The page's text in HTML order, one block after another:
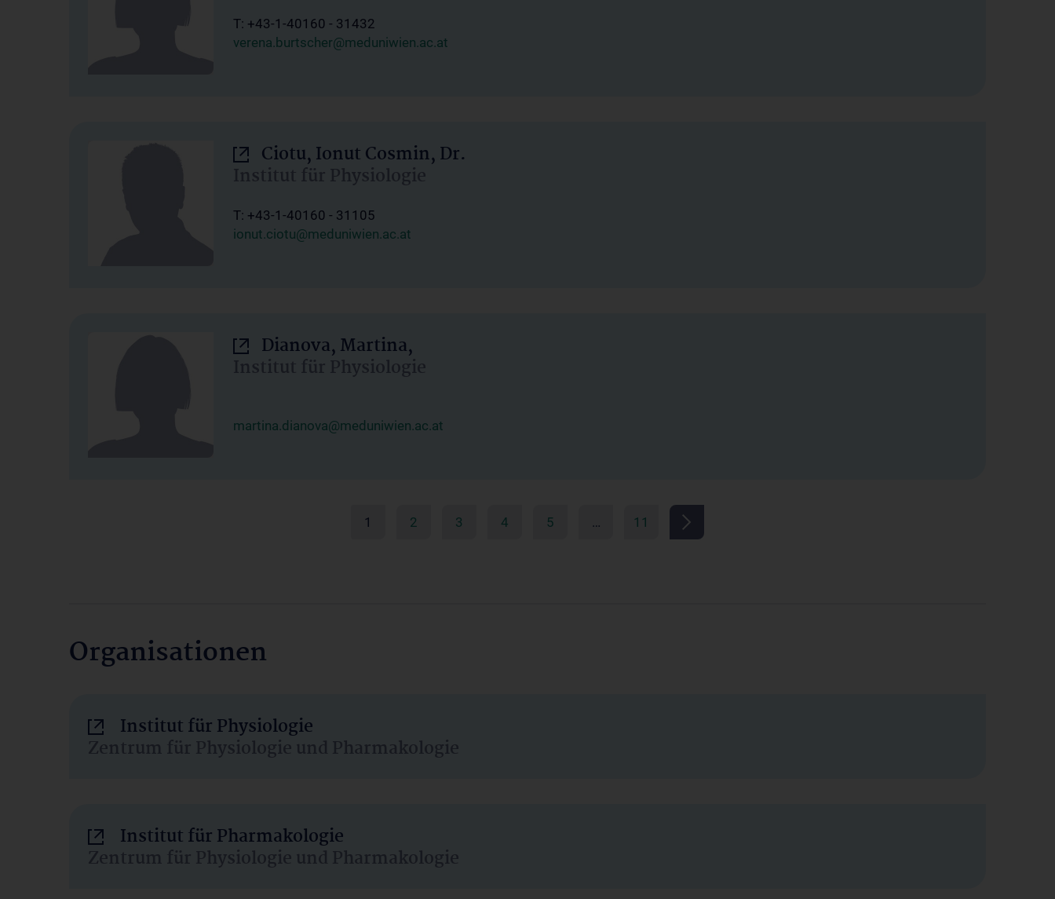
T: +43-1-40160 - 31432
verena.burtscher@meduniwien.ac.at
Ciotu, Ionut Cosmin, Dr.
Institut für Physiologie
T: +43-1-40160 - 31105
ionut.ciotu@meduniwien.ac.at
Dianova, Martina,
Institut für Physiologie
martina.dianova@meduniwien.ac.at
1 2 3 4 5 … 11
Organisationen
Institut für Physiologie
Zentrum für Physiologie und Pharmakologie
Institut für Pharmakologie
Zentrum für Physiologie und Pharmakologie